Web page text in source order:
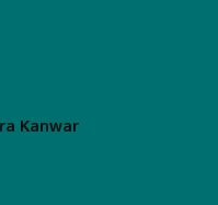
Kanwar